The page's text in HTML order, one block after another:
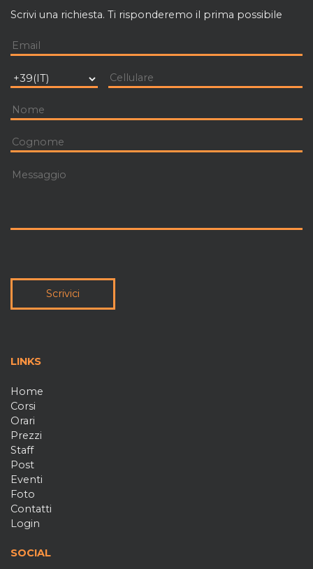
Scrivi una richiesta. Ti risponderemo il prima possibile
Scrivici
LINKS
Home
Corsi
Orari
Prezzi
Staff
Post
Eventi
Foto
Contatti
Login
SOCIAL